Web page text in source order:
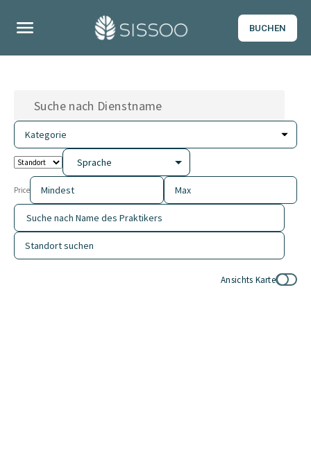
BUCHEN
Sprache
Price
Ansichts Karte